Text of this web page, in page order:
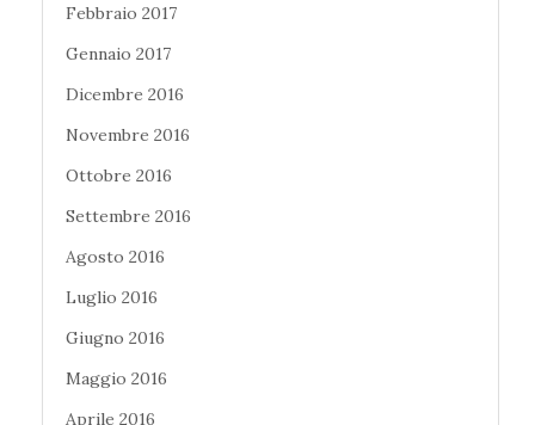
Febbraio 2017
Gennaio 2017
Dicembre 2016
Novembre 2016
Ottobre 2016
Settembre 2016
Agosto 2016
Luglio 2016
Giugno 2016
Maggio 2016
Aprile 2016